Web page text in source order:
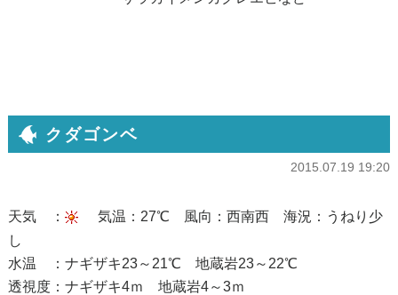
クダゴンベ
2015.07.19 19:20
天気 ：
気温：27℃ 風向：西南西 海況：うねり少
し
水温 ：ナギザキ23～21℃ 地蔵岩23～22℃
透視度：ナギザキ4ｍ 地蔵岩4～3ｍ